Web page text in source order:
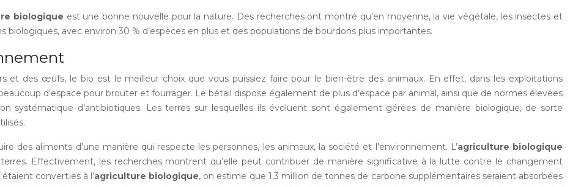
biologique est une bonne nouvelle pour la nature. Des recherches ont montré qu’en moyenne, la vie végétale, les insectes et
biologiques, avec environ 30 % d’espèces en plus et des populations de bourdons plus importantes.
et des œufs, le bio est le meilleur choix que vous puissiez faire pour le bien-être des animaux. En effet, dans les exploitations
d’espace pour brouter et fourrager. Le bétail dispose également de plus d’espace par animal, ainsi que de normes élevées
systématique d’antibiotiques. Les terres sur lesquelles ils évoluent sont également gérées de manière biologique, de sorte
des aliments d’une manière qui respecte les personnes, les animaux, la société et l’environnement. L’agriculture biologique
Effectivement, les recherches montrent qu’elle peut contribuer de manière significative à la lutte contre le changement
converties à l’agriculture biologique, on estime que 1,3 million de tonnes de carbone supplémentaires seraient absorbées